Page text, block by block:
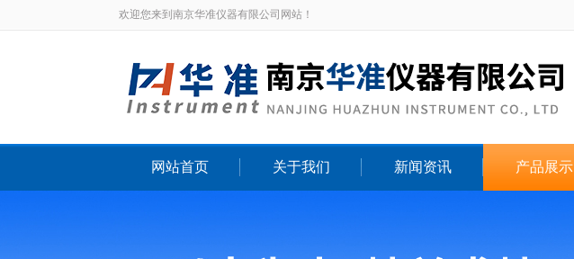
欢迎您来到南京华准仪器有限公司网站！
网站首页 关于我们 新闻资讯 产品展示